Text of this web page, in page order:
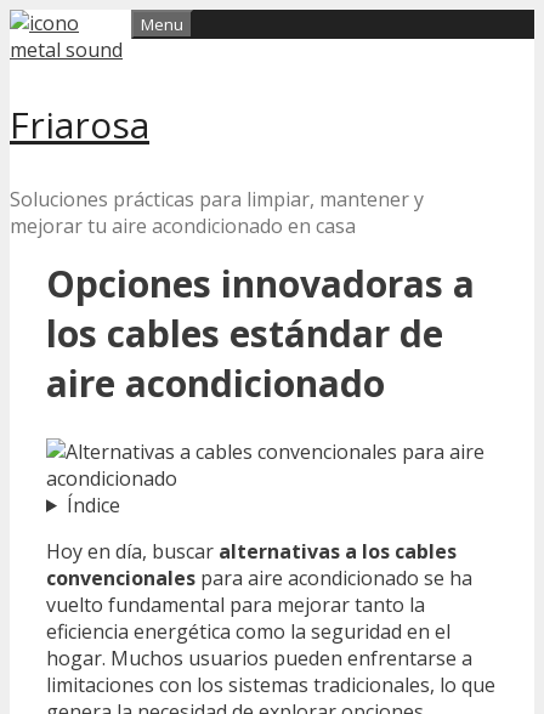
Skip
to
Friarosa
Soluciones prácticas para limpiar, mantener y
mejorar tu aire acondicionado en casa
Menu
Opciones innovadoras a
los cables estándar de
aire acondicionado
Índice
Hoy en día, buscar alternativas a los cables
convencionales para aire acondicionado se ha
vuelto fundamental para mejorar tanto la
eficiencia energética como la seguridad en el
hogar. Muchos usuarios pueden enfrentarse a
limitaciones con los sistemas tradicionales, lo que